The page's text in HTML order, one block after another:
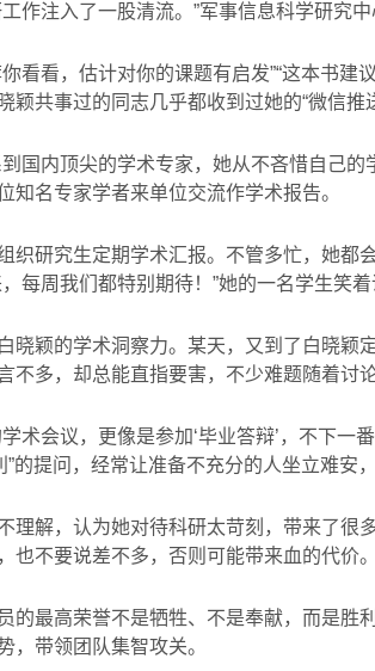
作注入了一股清流。”军事信息科学研究中
看看，估计对你的课题有启发”“这本书
颖共事过的同志几乎都收到过她的“微信推送
国内顶尖的学术专家，她从不吝惜自己的
知名专家学者来单位交流作学术报告。
织研究生定期学术汇报。不管多忙，她都
每周我们都特别期待！”她的一名学生笑着
晓颖的学术洞察力。某天，又到了白晓颖
不多，却总能直指要害，不少难题随着讨
术会议，更像是参加‘毕业答辩’，不下一
的提问，经常让准备不充分的人坐立难安，
理解，认为她对待科研太苛刻，带来了很
也不要说差不多，否则可能带来血的代价
的最高荣誉不是牺牲、不是奉献，而是
，带领团队集智攻关。